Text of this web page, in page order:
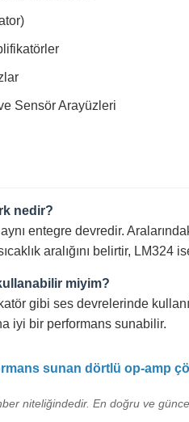
Sensör Arayüzleri
nedir?
entegre devredir.
aralığını belirtir, LM324
miyim?
gibi ses devrelerinde
iyi bir performans sunabilir.
sunan dörtlü op-amp
niteliğindedir. En doğru ve